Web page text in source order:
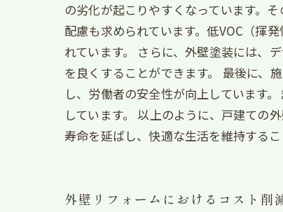
の劣化が起こりやすくなっています。
配慮も求められています。低VOC（揮
れています。 さらに、外壁塗装には、
を良くすることができます。 最後に、
し、労働者の安全性が向上しています
しています。 以上のように、戸建ての
寿命を延ばし、快適な生活を維持するこ
外壁リフォームにおけるコスト削